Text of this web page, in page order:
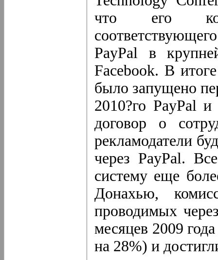
что его
PayPal в
Facebook. В
было запущено
2010?го PayPal
договор о
рекламодатели
через PayPal.
систему еще
Донахью,
проводимых
месяцев 2009
на 28%) и